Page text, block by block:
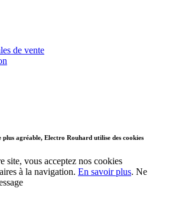
de vente
agréable, Electro Rouhard utilise des cookies
site, vous acceptez nos cookies
à la navigation. En savoir plus. Ne